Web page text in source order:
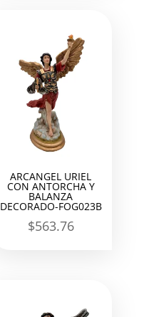
ARCANGEL URIEL
CON ANTORCHA Y
BALANZA
DECORADO-FOG023B
$563.76